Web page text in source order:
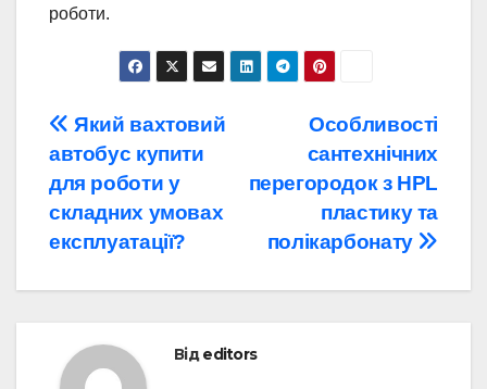
роботи.
Навігація
записів
Особливості
сантехнічних
перегородок з HPL
пластику та
полікарбонату
Який вахтовий
автобус купити
для роботи у
складних умовах
експлуатації?
Відeditors